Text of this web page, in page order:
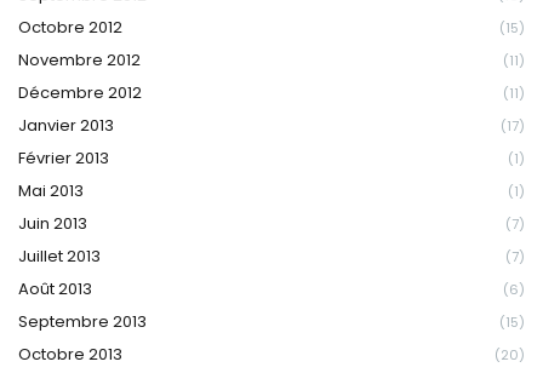
Octobre 2012 (15)
Novembre 2012 (11)
Décembre 2012 (11)
Janvier 2013 (17)
Février 2013 (1)
Mai 2013 (1)
Juin 2013 (7)
Juillet 2013 (7)
Août 2013 (6)
Septembre 2013 (15)
Octobre 2013 (20)